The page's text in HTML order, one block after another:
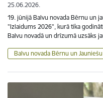
25.06.2026.
19. jūnijā Balvu novada Bērnu un
"Izlaidums 2026", kurā tika
Balvu novadā un drīzumā uzsāks
Balvu novada Bērnu un